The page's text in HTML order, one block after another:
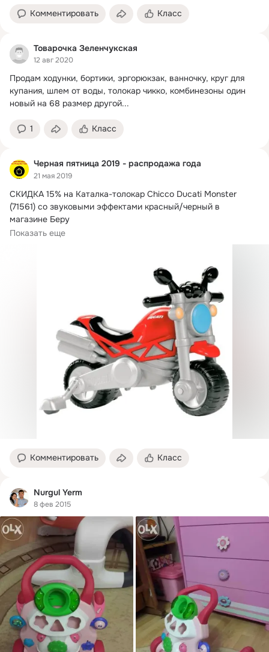
Комментировать Класс
Товарочка Зеленчукская
12 авг 2020
Продам ходунки, бортики, эргорюкзак, ванночку, круг для
купания, шлем от воды, толокар чикко, комбинезоны один
новый на 68 размер другой...
1 Класс
Черная пятница 2019 - распродажа года
21 мая 2019
СКИДКА 15% на Каталка-толокар Chicco Ducati Monster
(71561) со звуковыми эффектами красный/черный в
магазине Беру
Показать еще
Комментировать Класс
Nurgul Yerm
8 фев 2015